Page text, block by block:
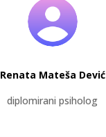
Renata Mateša Dević
diplomirani psiholog